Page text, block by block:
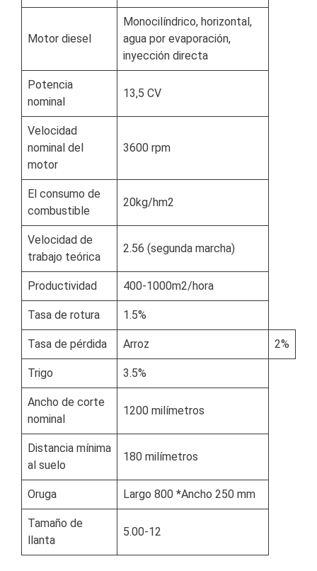
Motor diesel
Monocilíndrico, horizontal,
agua por evaporación,
inyección directa
Potencia
nominal
13,5 CV
Velocidad
nominal del
motor
3600 rpm
El consumo de
combustible
20kg/hm2
Velocidad de
trabajo teórica
2.56 (segunda marcha)
Productividad 400-1000m2/hora
Tasa de rotura 1.5%
Tasa de pérdida Arroz 2%
Trigo 3.5%
Ancho de corte
nominal
1200 milímetros
Distancia mínima
al suelo
180 milímetros
Oruga Largo 800 *Ancho 250 mm
Tamaño de
llanta
5.00-12